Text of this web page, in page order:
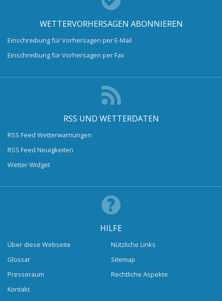
WETTERVORHERSAGEN ABONNIEREN
Einschreibung für Vorhersagen per E-Mail
Einschreibung für Vorhersagen per Fax
RSS UND WETTERDATEN
RSS Feed Wetterwarnungen
RSS Feed Neuigkeiten
Wetter Widget
HILFE
Über diese Webseite
Glossar
Presseraum
Kontakt
Nützliche Links
Sitemap
Rechtliche Aspekte